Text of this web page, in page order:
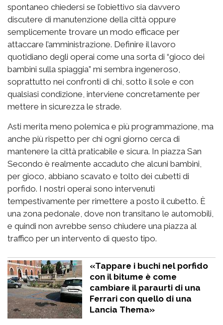
spontaneo chiedersi se l’obiettivo sia davvero
discutere di manutenzione della città oppure
semplicemente trovare un modo efficace per
attaccare l’amministrazione. Definire il lavoro
quotidiano degli operai come una sorta di “gioco dei
bambini sulla spiaggia” mi sembra ingeneroso,
soprattutto nei confronti di chi, sotto il sole e con
qualsiasi condizione, interviene concretamente per
mettere in sicurezza le strade.
Asti merita meno polemica e più programmazione, ma
anche più rispetto per chi ogni giorno cerca di
mantenere la città praticabile e sicura. In piazza San
Secondo è realmente accaduto che alcuni bambini,
per gioco, abbiano scavato e tolto dei cubetti di
porfido. I nostri operai sono intervenuti
tempestivamente per rimettere a posto il cubetto. È
una zona pedonale, dove non transitano le automobili,
e quindi non avrebbe senso chiudere una piazza al
traffico per un intervento di questo tipo.
«Tappare i buchi nel porfido
con il bitume è come
cambiare il paraurti di una
Ferrari con quello di una
Lancia Thema»